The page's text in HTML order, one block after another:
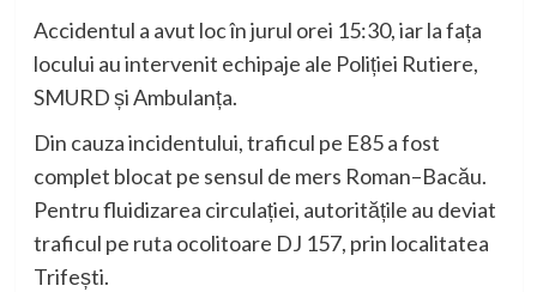
Accidentul a avut loc în jurul orei 15:30, iar la fața
locului au intervenit echipaje ale Poliției Rutiere,
SMURD și Ambulanța.
Din cauza incidentului, traficul pe E85 a fost
complet blocat pe sensul de mers Roman–Bacău.
Pentru fluidizarea circulației, autoritățile au deviat
traficul pe ruta ocolitoare DJ 157, prin localitatea
Trifești.